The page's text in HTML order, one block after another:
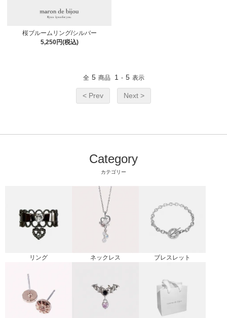
桜ブルームリング/シルバー
5,250円(税込)
全 5 商品 1 - 5 表示
< Prev Next >
Category
カテゴリー
リング ネックレス ブレスレット